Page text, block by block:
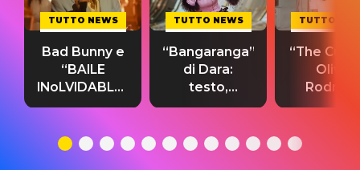
TUTTO NEWS
Bad Bunny e
“BAILE
INoLVIDABLE”:
testo,
significato
TUTTO NEWS
“Bangaranga”
di Dara:
testo,
traduzione e
del singolo
TUTTO
“The
Olivia
testo,